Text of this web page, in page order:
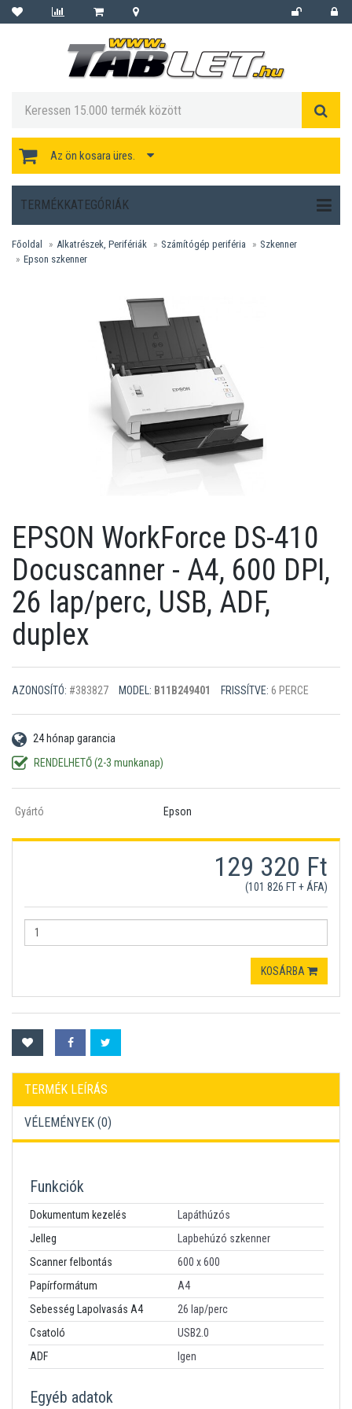
Az ön kosara üres.
TERMÉKKATEGÓRIÁK
Főoldal Alkatrészek, Perifériák Számítógép periféria
Szkenner
Epson szkenner
EPSON WorkForce DS-410
Docuscanner - A4, 600 DPI,
26 lap/perc, USB, ADF,
duplex
AZONOSÍTÓ: #383827 MODEL: B11B249401 FRISSÍTVE: 6 PERCE
24 hónap garancia
RENDELHETŐ (2-3 munkanap)
Gyártó Epson
129 320 Ft
(101 826 FT + ÁFA)
KOSÁRBA
TERMÉK LEÍRÁS
VÉLEMÉNYEK (0)
Funkciók
Dokumentum kezelés
Lapáthúzós
Jelleg
Lapbehúzó szkenner
Scanner felbontás
600 x 600
Papírformátum
A4
Sebesség Lapolvasás A4
26 lap/perc
Csatoló
USB2.0
ADF
Igen
Egyéb adatok